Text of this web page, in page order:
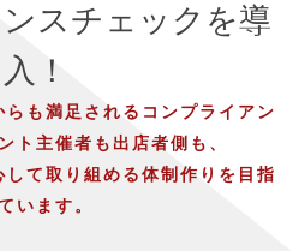
スチェックを導
入！
も満足されるコンプライアン
ト主催者も出店者側も、
て取り組める体制作りを目指
います。